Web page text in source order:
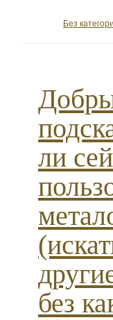
Без
ли
без